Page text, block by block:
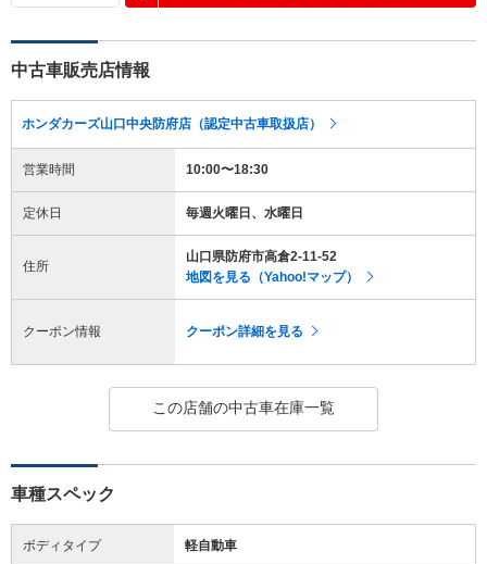
中古車販売店情報
ホンダカーズ山口中央防府店（認定中古車取扱店）
営業時間 10:00〜18:30
定休日 毎週火曜日、水曜日
住所
山口県防府市高倉2-11-52
地図を見る（Yahoo!マップ）
クーポン情報 クーポン詳細を見る
この店舗の中古車在庫一覧
車種スペック
ボディタイプ 軽自動車